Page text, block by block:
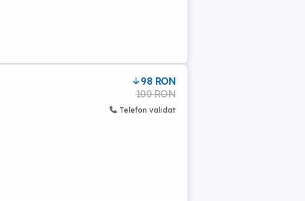
98 RON
100 RON
Telefon validat